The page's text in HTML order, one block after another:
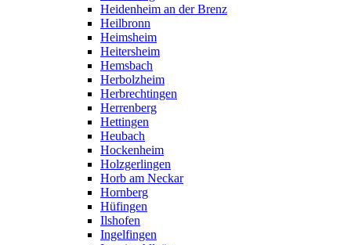
Heidenheim an der Brenz
Heilbronn
Heimsheim
Heitersheim
Hemsbach
Herbolzheim
Herbrechtingen
Herrenberg
Hettingen
Heubach
Hockenheim
Holzgerlingen
Horb am Neckar
Hornberg
Hüfingen
Ilshofen
Ingelfingen